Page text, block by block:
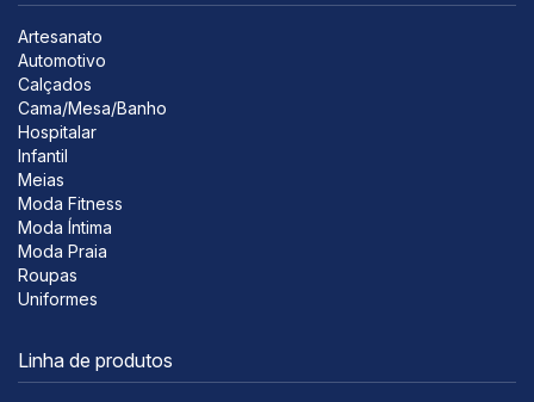
Artesanato
Automotivo
Calçados
Cama/Mesa/Banho
Hospitalar
Infantil
Meias
Moda Fitness
Moda Íntima
Moda Praia
Roupas
Uniformes
Linha de produtos